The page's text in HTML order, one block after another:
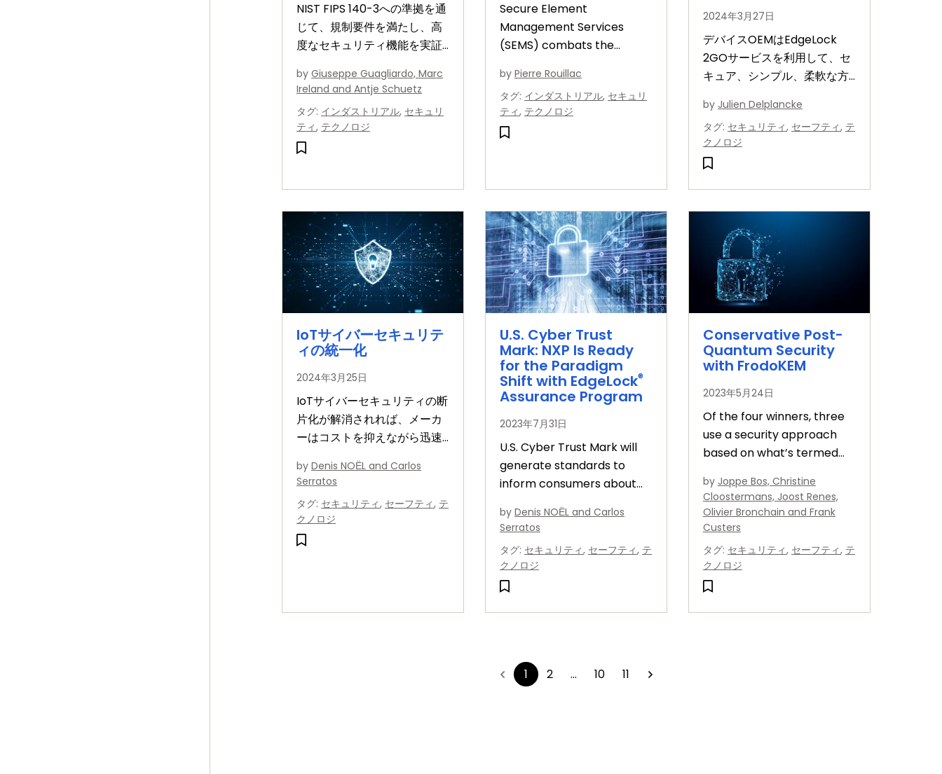
NIST FIPS 140-3への準拠を通
じて、規制要件を満たし、高
度なセキュリティ機能を実証
増えています。
by Giuseppe Guagliardo, Marc
Ireland and Antje Schuetz
タグ: インダストリアル, セキュリ
ティ, テクノロジ
Secure Element
Management Services
(SEMS) combats the
ROCA threat and the risks
associated with eID card
vulnerabilities
by Pierre Rouillac
タグ: インダストリアル, セキュリ
ティ, テクノロジ
2024年3月27日
デバイスOEMはEdgeLock
2GOサービスを利用して、セ
キュア、シンプル、柔軟な方
ビジョニングし、それを製造
から導入時まで管理できま
す。
by Julien Delplancke
タグ: セキュリティ, セーフティ, テ
クノロジ
IoTサイバーセキュリテ
ィの統一化
2024年3月25日
IoTサイバーセキュリティの断
片化が解消されれば、メーカ
ーはコストを抑えながら迅速
り、エンド・ユーザーも必要
選んで購入し、導入できるよ
うになります。
by Denis NOЁL and Carlos
Serratos
タグ: セキュリティ, セーフティ, テ
クノロジ
U.S. Cyber Trust
Mark: NXP Is Ready
for the Paradigm
Shift with EdgeLock®
Assurance Program
2023年7月31日
U.S. Cyber Trust Mark will
generate standards to
inform consumers about
smart home products,
work to support.
by Denis NOЁL and Carlos
Serratos
タグ: セキュリティ, セーフティ, テ
クノロジ
Conservative Post-
Quantum Security
with FrodoKEM
2023年5月24日
Of the four winners, three
use a security approach
based on what’s termed
cryptography,” which is a
method that uses the
mathematical concept of
a lattice
by Joppe Bos, Christine
Cloostermans, Joost Renes,
Olivier Bronchain and Frank
Custers
タグ: セキュリティ, セーフティ, テ
クノロジ
1 2 ... 10 11